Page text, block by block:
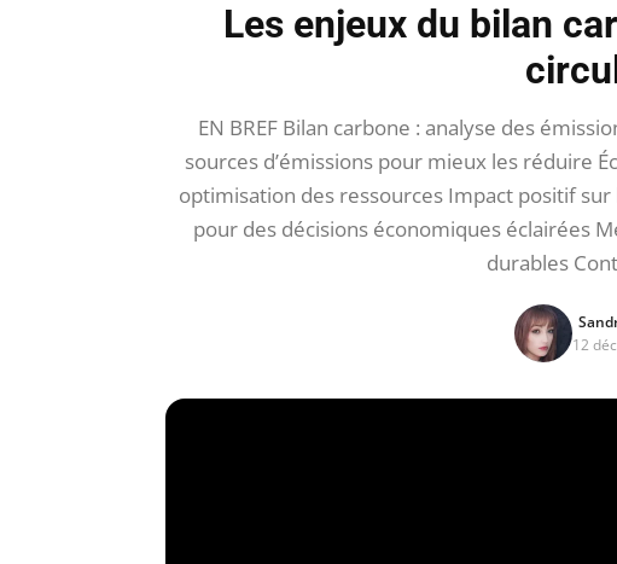
Les enjeux du bilan
EN BREF Bilan carbone : analyse des
sources d’émissions pour mieux les réduire
optimisation des ressources Impact positif
pour des décisions économiques éclairées
durables
12